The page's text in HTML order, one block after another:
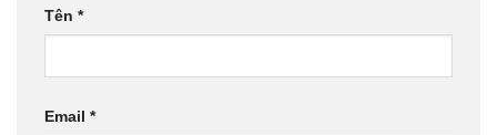
Tên *
Email *